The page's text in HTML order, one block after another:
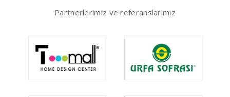
Partnerlerimiz ve referanslarımız